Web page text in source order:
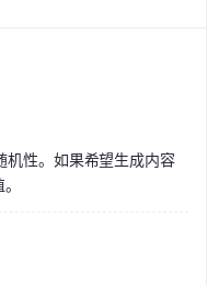
机性。如果希望生成内容